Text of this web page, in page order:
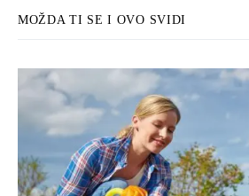
MOŽDA TI SE I OVO SVIDI